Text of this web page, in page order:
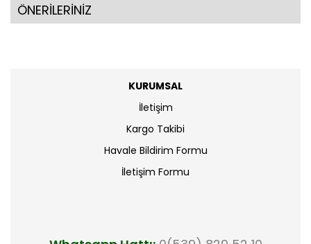
ÖNERİLERİNİZ
KURUMSAL
İletişim
Kargo Takibi
Havale Bildirim Formu
İletişim Formu